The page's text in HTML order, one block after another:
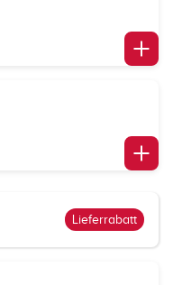
Lieferrabatt